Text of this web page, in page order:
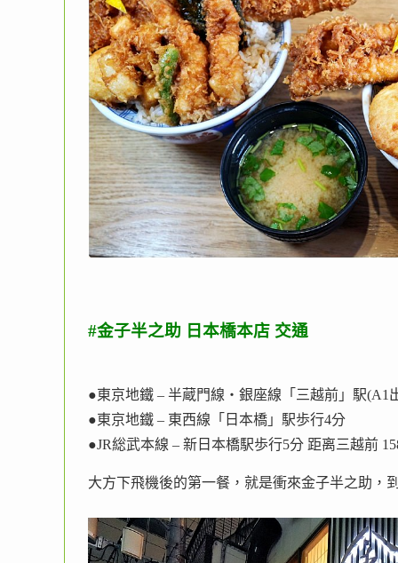
#金子半之助 日本橋本店 交通
●東京地鐵 – 半蔵門線・銀座線「三越前」駅(A1
●東京地鐵 – 東西線「日本橋」駅歩行4分
●JR総武本線 – 新日本橋駅歩行5分 距离三越前
大方下飛機後的第一餐，就是衝來金子半之助，